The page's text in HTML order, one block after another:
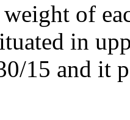
of
in
15 and it